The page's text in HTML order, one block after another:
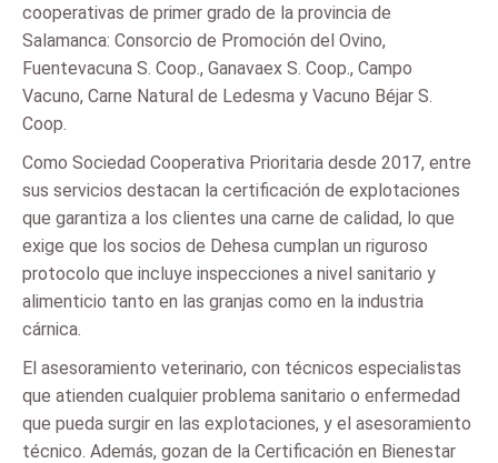
cooperativas de primer grado de la provincia de
Salamanca: Consorcio de Promoción del Ovino,
Fuentevacuna S. Coop., Ganavaex S. Coop., Campo
Vacuno, Carne Natural de Ledesma y Vacuno Béjar S.
Coop.
Como Sociedad Cooperativa Prioritaria desde 2017, entre
sus servicios destacan la certificación de explotaciones
que garantiza a los clientes una carne de calidad, lo que
exige que los socios de Dehesa cumplan un riguroso
protocolo que incluye inspecciones a nivel sanitario y
alimenticio tanto en las granjas como en la industria
cárnica.
El asesoramiento veterinario, con técnicos especialistas
que atienden cualquier problema sanitario o enfermedad
que pueda surgir en las explotaciones, y el asesoramiento
técnico. Además, gozan de la Certificación en Bienestar